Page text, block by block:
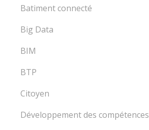
Batiment connecté
Big Data
BIM
BTP
Citoyen
Développement des compétences